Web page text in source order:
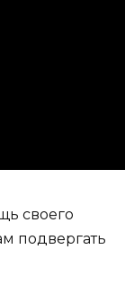
своего
подвергать